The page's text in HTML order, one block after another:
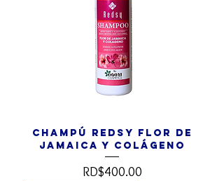
Champú REDSY Flor de
Jamaica y Colágeno
Precio
RD$400.00